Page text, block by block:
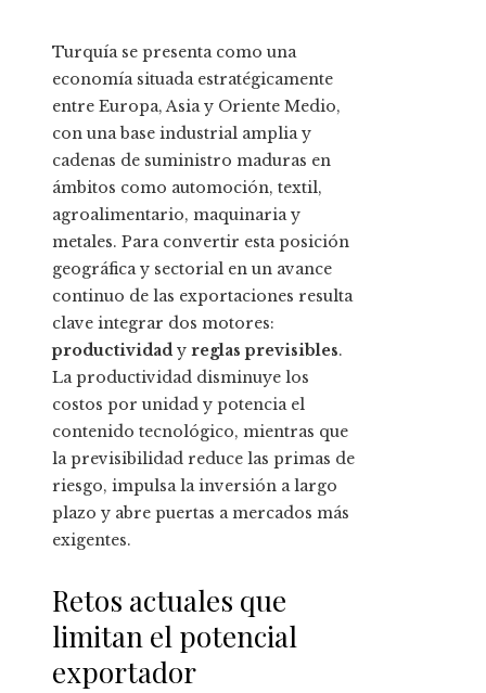
Turquía se presenta como una
economía situada estratégicamente
entre Europa, Asia y Oriente Medio,
con una base industrial amplia y
cadenas de suministro maduras en
ámbitos como automoción, textil,
agroalimentario, maquinaria y
metales. Para convertir esta posición
geográfica y sectorial en un avance
continuo de las exportaciones resulta
clave integrar dos motores:
productividad y reglas previsibles.
La productividad disminuye los
costos por unidad y potencia el
contenido tecnológico, mientras que
la previsibilidad reduce las primas de
riesgo, impulsa la inversión a largo
plazo y abre puertas a mercados más
exigentes.
Retos actuales que
limitan el potencial
exportador